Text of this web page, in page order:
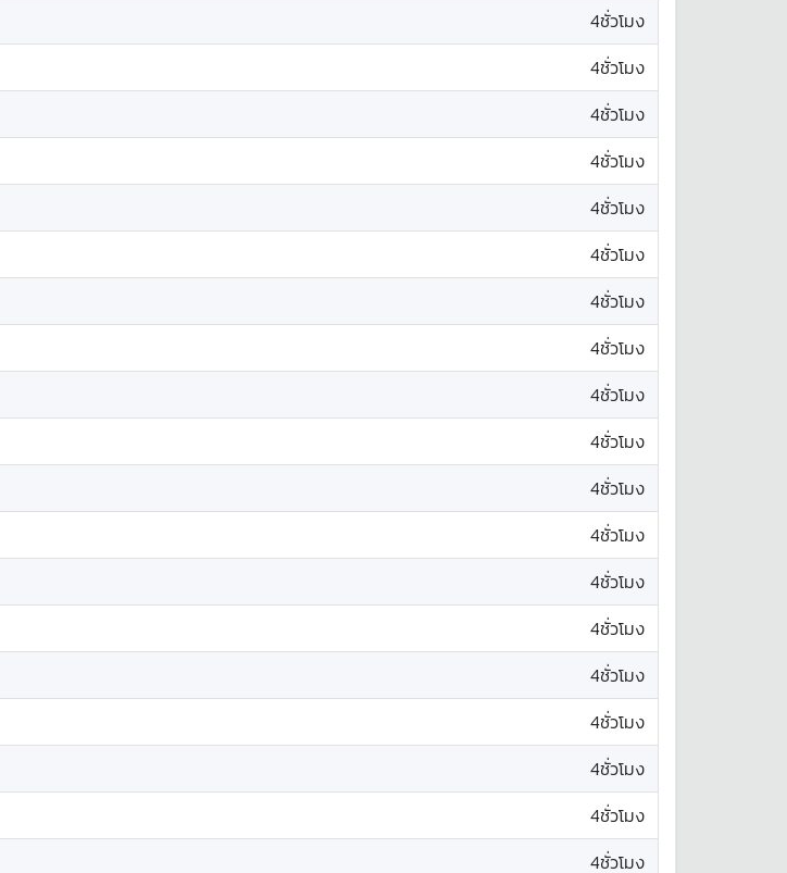
4ชั่วโมง
4ชั่วโมง
4ชั่วโมง
4ชั่วโมง
4ชั่วโมง
4ชั่วโมง
4ชั่วโมง
4ชั่วโมง
4ชั่วโมง
4ชั่วโมง
4ชั่วโมง
4ชั่วโมง
4ชั่วโมง
4ชั่วโมง
4ชั่วโมง
4ชั่วโมง
4ชั่วโมง
4ชั่วโมง
4ชั่วโมง